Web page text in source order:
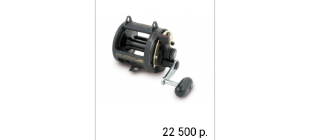
22 500 р.